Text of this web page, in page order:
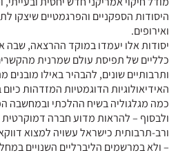
היסודות הספקניים והפרגמטיים שיצקו
ואירופים.
יסודות אלו יעמדו במוקד ההרצאה, שבה
כלליים של תפיסת עולם שמרנית
ותרבותיים שונים, להבהיר באילו מובנים
האידיאולוגיות הדוגמטיות המזדהות
כמה מגלגוליה בשיח ההלכתי ובמחשבה
ולבסוף – להראות מדוע חברה
ורב-תרבותית כישראל עשויה למצוא
– ולא במרשמים הליברליים השנויים